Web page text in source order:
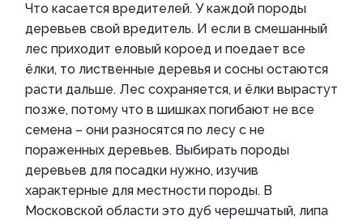
Что касается вредителей. У каждой породы
деревьев свой вредитель. И если в смешанный
лес приходит еловый короед и поедает все
ёлки, то лиственные деревья и сосны остаются
расти дальше. Лес сохраняется, и ёлки вырастут
позже, потому что в шишках погибают не все
семена – они разносятся по лесу с не
пораженных деревьев. Выбирать породы
деревьев для посадки нужно, изучив
характерные для местности породы. В
Московской области это дуб черешчатый, липа